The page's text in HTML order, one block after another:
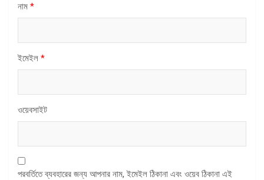
নাম *
ইমেইল *
ওয়েবসাইট
পরবর্তিতে ব্যবহারের জন্য আপনার নাম, ইমেইল ঠিকানা এবং ওয়েব ঠিকানা এই